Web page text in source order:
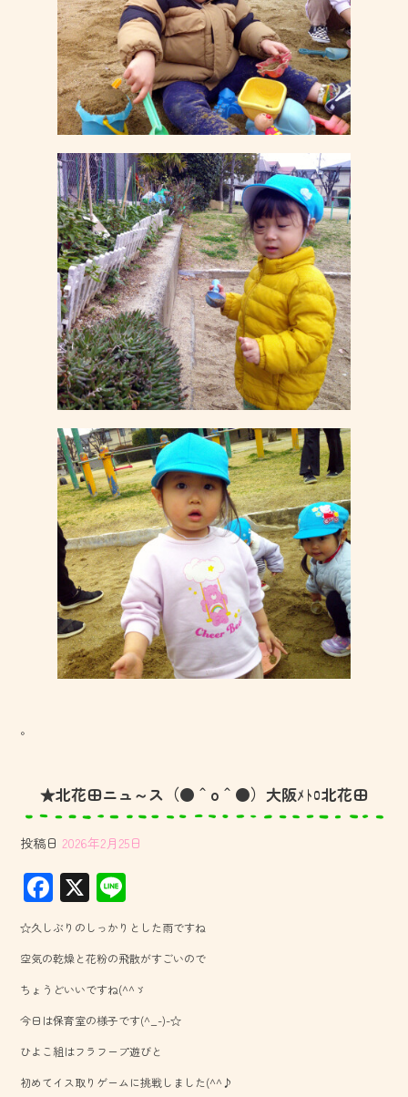
。
★北花田ニュ～ス（●＾o＾●）大阪ﾒﾄﾛ北花田
投稿日 2026年2月25日
F
ac
e
b
o
ok
X
ne
☆久しぶりのしっかりとした雨ですね
空気の乾燥と花粉の飛散がすごいので
ちょうどいいですね(^^ゞ
今日は保育室の様子です(^_-)-☆
ひよこ組はフラフープ遊びと
初めてイス取りゲームに挑戦しました(^^♪